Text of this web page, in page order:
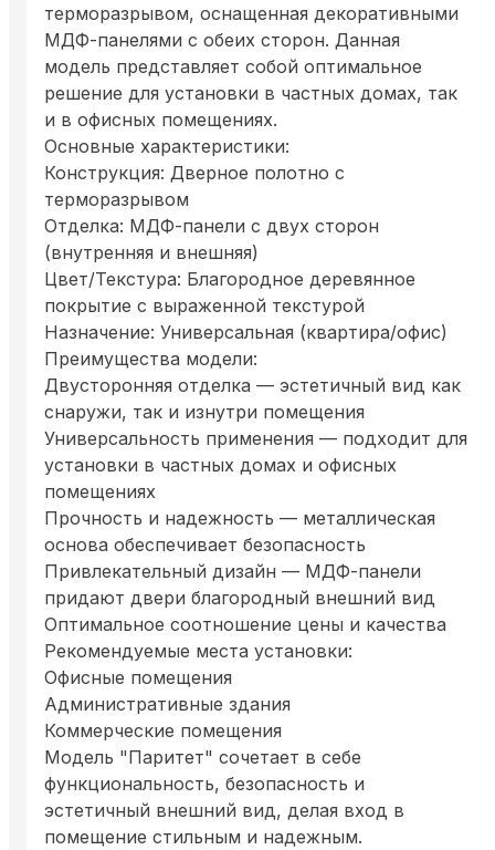
терморазрывом, оснащенная декоративными
МДФ-панелями с обеих сторон. Данная
модель представляет собой оптимальное
решение для установки в частных домах, так
и в офисных помещениях.
Основные характеристики:
Конструкция: Дверное полотно с
терморазрывом
Отделка: МДФ-панели с двух сторон
(внутренняя и внешняя)
Цвет/Текстура: Благородное деревянное
покрытие с выраженной текстурой
Назначение: Универсальная (квартира/офис)
Преимущества модели:
Двусторонняя отделка — эстетичный вид как
снаружи, так и изнутри помещения
Универсальность применения — подходит для
установки в частных домах и офисных
помещениях
Прочность и надежность — металлическая
основа обеспечивает безопасность
Привлекательный дизайн — МДФ-панели
придают двери благородный внешний вид
Оптимальное соотношение цены и качества
Рекомендуемые места установки:
Офисные помещения
Административные здания
Коммерческие помещения
Модель "Паритет" сочетает в себе
функциональность, безопасность и
эстетичный внешний вид, делая вход в
помещение стильным и надежным.